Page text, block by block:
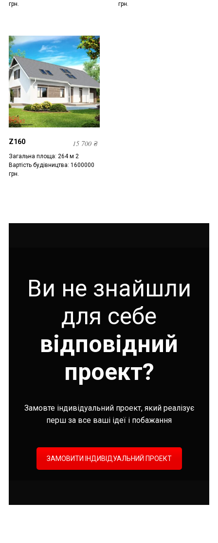
грн.
грн.
Z160 15 700₴
Загальна площа: 264 м 2
Вартість будівництва: 1600000
грн.
Ви не знайшли
для себе
відповідний
проект?
Замовте індивідуальний проект, який реалізує
перш за все ваші ідеї і побажання
ЗАМОВИТИ ІНДИВІДУАЛЬНИЙ ПРОЕКТ